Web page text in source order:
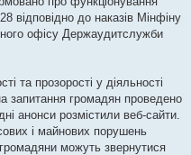
відповідно до наказів Мінфіну
офісу Держаудитслужби
та прозорості у діяльності
запитання громадян проведено
анонси розмістили веб-сайти.
і майнових порушень
можуть звернутися